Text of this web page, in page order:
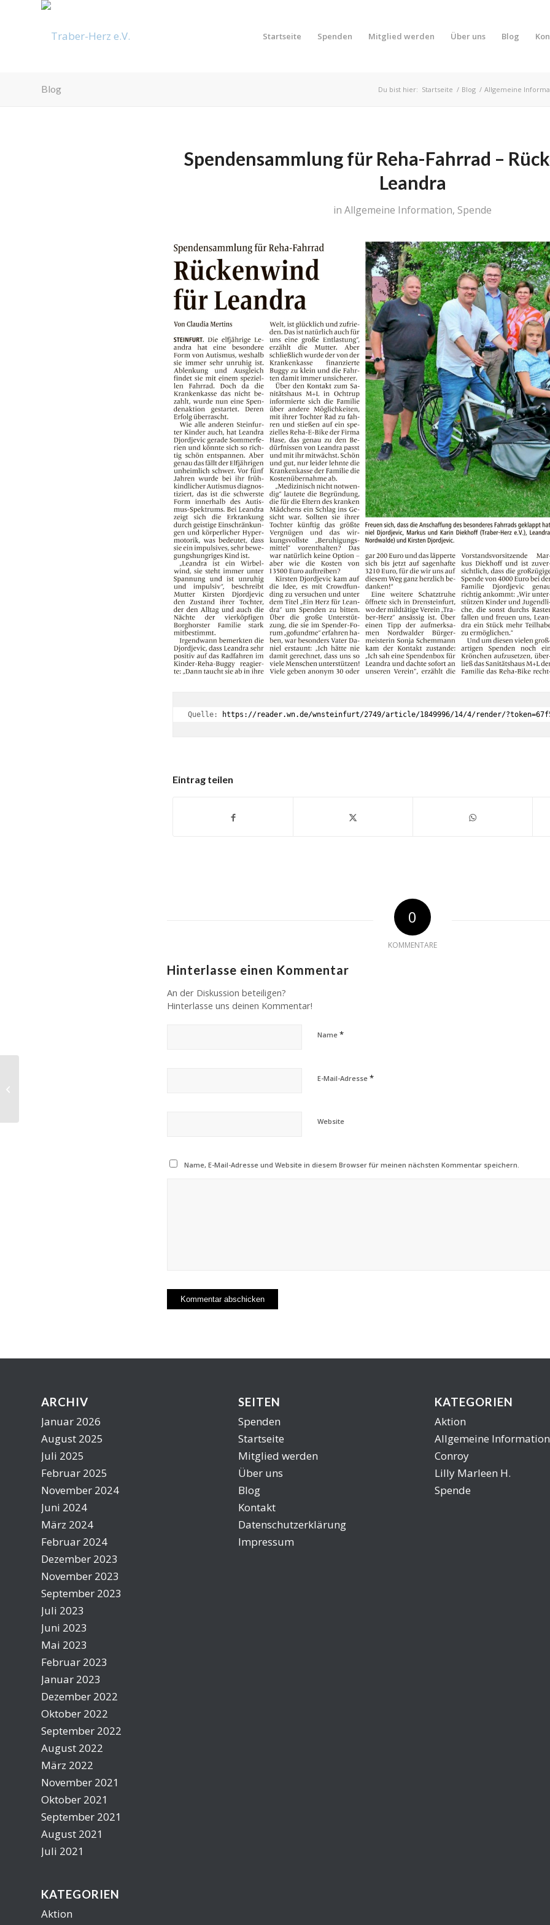
Startseite Spenden Mitglied werden Über uns Blog
Blog Du bist hier: Startseite / Blog / Allgemeine
Spendensammlung für Reha-Fahrrad –
Leandra
in Allgemeine Information, Spende
Quelle: https://reader.wn.de/wnsteinfurt/2749/article/1849996/14/4/render/
Eintrag teilen
0
KOMMENTARE
Hinterlasse einen Kommentar
An der Diskussion beteiligen?
Hinterlasse uns deinen Kommentar!
Name *
E-Mail-Adresse *
Website
Name, E-Mail-Adresse und Website in diesem Browser für meinen nächsten Kommentar speichern.
ARCHIV
Januar 2026
August 2025
Juli 2025
Februar 2025
November 2024
Juni 2024
März 2024
Februar 2024
Dezember 2023
November 2023
September 2023
Juli 2023
Juni 2023
Mai 2023
Februar 2023
Januar 2023
Dezember 2022
Oktober 2022
September 2022
August 2022
März 2022
November 2021
Oktober 2021
September 2021
August 2021
Juli 2021
KATEGORIEN
Aktion
SEITEN
Spenden
Startseite
Mitglied werden
Über uns
Blog
Kontakt
Datenschutzerklärung
Impressum
KATEGORIEN
Aktion
Allgemeine Information
Conroy
Lilly Marleen H.
Spende